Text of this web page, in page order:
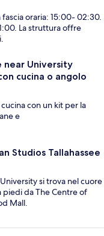
oraria: 15:00- 02:30.
La struttura offre
near University
cucina o angolo
con un kit per la
e
Studios Tallahassee
si trova nel cuore
da The Centre of
Mall.